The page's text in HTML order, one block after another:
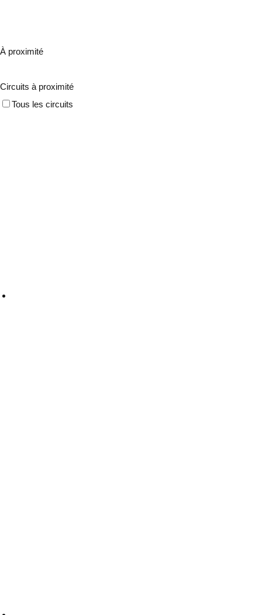
À proximité
Circuits à proximité
Tous les circuits